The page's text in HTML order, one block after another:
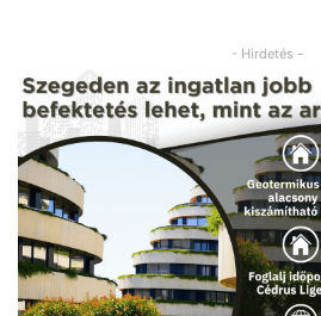
- Hirdetés -